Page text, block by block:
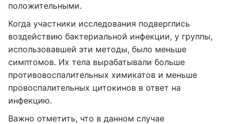
положительными.
Когда участники исследования подверглись
воздействию бактериальной инфекции, у группы,
использовавшей эти методы, было меньше
симптомов. Их тела вырабатывали больше
противовоспалительных химикатов и меньше
провоспалительных цитокинов в ответ на
инфекцию.
Важно отметить, что в данном случае